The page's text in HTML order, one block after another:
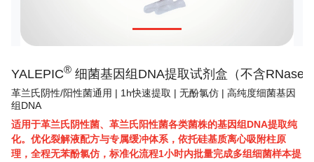
YALEPIC® 细菌基因组DNA提取试剂盒（不含RNase
革兰氏阴性/阳性菌通用 | 1h快速提取 | 无酚氯仿 | 高纯度细菌基因
组DNA
适用于革兰氏阴性菌、革兰氏阳性菌各类菌株的基因组DNA提取纯
化。优化裂解液配方与专属缓冲体系，依托硅基质离心吸附柱原
理，全程无苯酚氯仿，标准化流程1小时内批量完成多组细菌样本提